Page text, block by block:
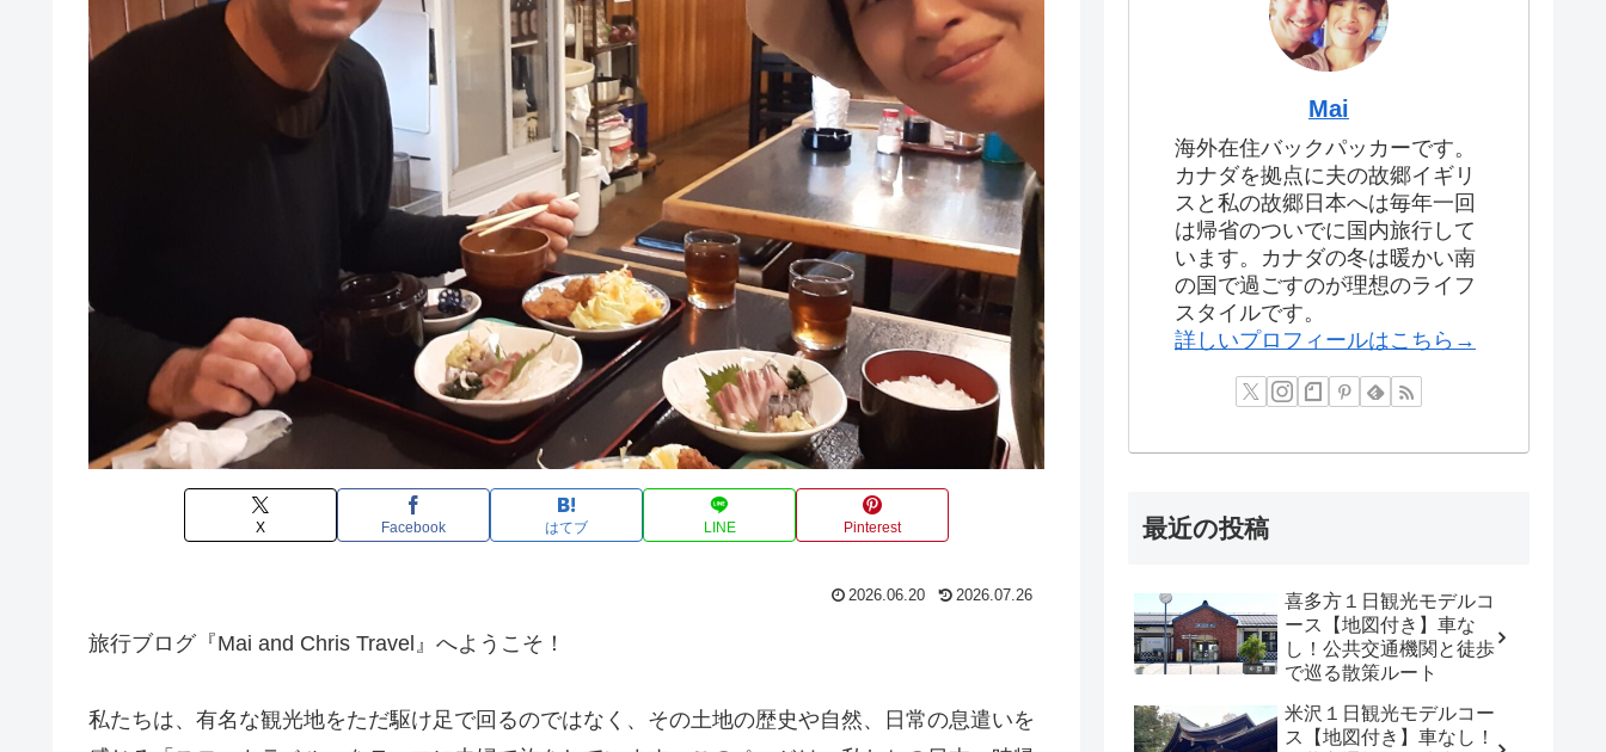
X Facebook はてブ LINE Pinterest
2026.06.20 2026.07.26
旅行ブログ『Mai and Chris Travel』へようこそ！
私たちは、有名な観光地をただ駆け足で回るのではなく、その土地の歴史や自然、日常の息遣いを
Mai
海外在住バックパッカーです。
カナダを拠点に夫の故郷イギリ
スと私の故郷日本へは毎年一回
は帰省のついでに国内旅行して
います。カナダの冬は暖かい南
の国で過ごすのが理想のライフ
スタイルです。
詳しいプロフィールはこちら→
最近の投稿
喜多方１日観光モデルコ
ース【地図付き】車な
し！公共交通機関と徒歩
で巡る散策ルート
米沢１日観光モデルコー
ス【地図付き】車なし！